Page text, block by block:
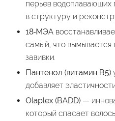
перьев водоплавающих
в структуру и
18‑МЭА
самый, что вымывается
завивки.
Пантенол (витамин В5)
добавляет
Olaplex (BADD)—
который спасает